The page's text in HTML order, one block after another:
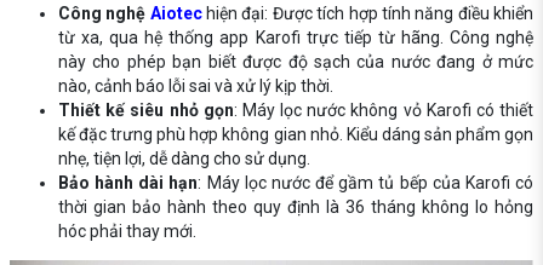
Công nghệ Aiotechiện đại: Được tích hợp tính năng điều khiển
từ xa, qua hệ thống app Karofi trực tiếp từ hãng. Công nghệ
này cho phép bạn biết được độ sạch của nước đang ở mức
nào, cảnh báo lỗi sai và xử lý kịp thời.
Thiết kế siêu nhỏ gọn: Máy lọc nước không vỏ Karofi có thiết
kế đặc trưng phù hợp không gian nhỏ. Kiểu dáng sản phẩm gọn
nhẹ, tiện lợi, dễ dàng cho sử dụng.
Bảo hành dài hạn: Máy lọc nước để gầm tủ bếp của Karofi có
thời gian bảo hành theo quy định là 36 tháng không lo hỏng
hóc phải thay mới.